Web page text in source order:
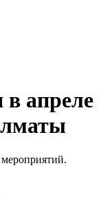
апреле